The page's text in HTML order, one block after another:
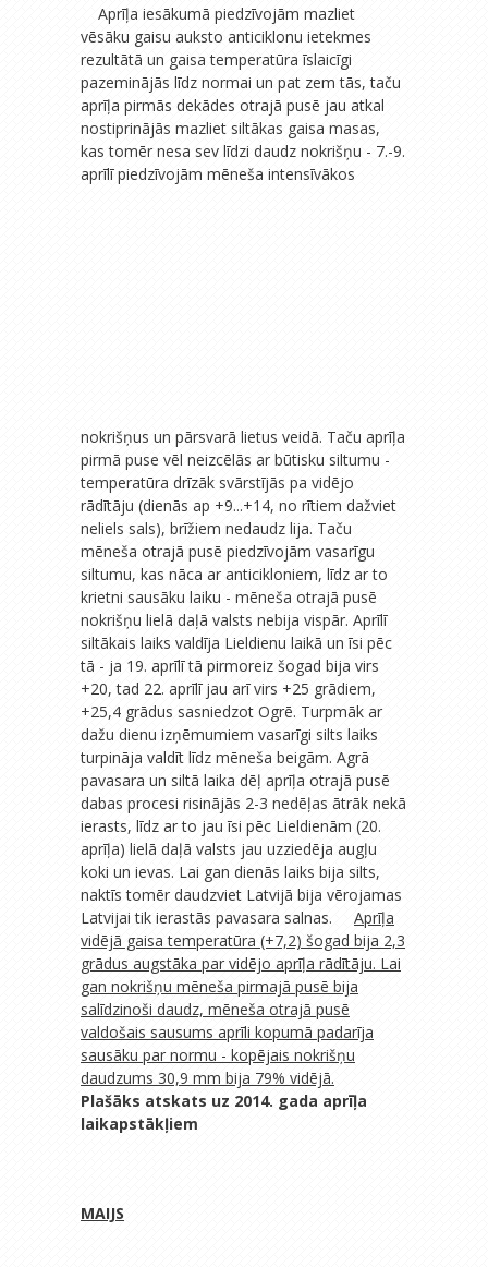
Aprīļa iesākumā piedzīvojām mazliet
vēsāku gaisu auksto anticiklonu ietekmes
rezultātā un gaisa temperatūra īslaicīgi
pazeminājās līdz normai un pat zem tās, taču
aprīļa pirmās dekādes otrajā pusē jau atkal
nostiprinājās mazliet siltākas gaisa masas,
kas tomēr nesa sev līdzi daudz nokrišņu - 7.-9.
aprīlīpiedzīvojām mēneša intensīvākos
nokrišņus un pārsvarā lietus veidā. Taču aprīļa
pirmā puse vēl neizcēlās ar būtisku siltumu -
temperatūra drīzāk svārstījās pa vidējo
rādītāju (dienās ap +9...+14, no rītiem dažviet
neliels sals), brīžiem nedaudz lija. Taču
mēneša otrajā pusē piedzīvojām vasarīgu
siltumu, kas nāca ar anticikloniem, līdz ar to
krietni sausāku laiku - mēneša otrajā pusē
nokrišņu lielā daļā valsts nebija vispār. Aprīlī
siltākais laiks valdīja Lieldienu laikā un īsi pēc
tā - ja 19. aprīlī tā pirmoreiz šogad bija virs
+20, tad 22. aprīlī jau arī virs +25 grādiem,
+25,4 grādus sasniedzot Ogrē. Turpmāk ar
dažu dienu izņēmumiem vasarīgi silts laiks
turpināja valdīt līdz mēneša beigām. Agrā
pavasara un siltā laika dēļ aprīļa otrajā pusē
dabas procesi risinājās 2-3 nedēļas ātrāk nekā
ierasts, līdz ar to jau īsi pēc Lieldienām (20.
aprīļa) lielā daļā valsts jau uzziedēja augļu
koki un ievas. Lai gan dienās laiks bija silts,
naktīs tomēr daudzviet Latvijā bija vērojamas
Latvijai tik ierastās pavasara salnas. Aprīļa
vidējā gaisa temperatūra (+7,2) šogad bija 2,3
grādus augstāka par vidējo aprīļa rādītāju. Lai
gan nokrišņu mēneša pirmajā pusē bija
salīdzinoši daudz, mēneša otrajā pusē
valdošais sausums aprīli kopumā padarīja
sausāku par normu - kopējais nokrišņu
daudzums 30,9 mm bija 79% vidējā.
Plašāks atskats uz 2014. gada aprīļa
laikapstākļiem
MAIJS